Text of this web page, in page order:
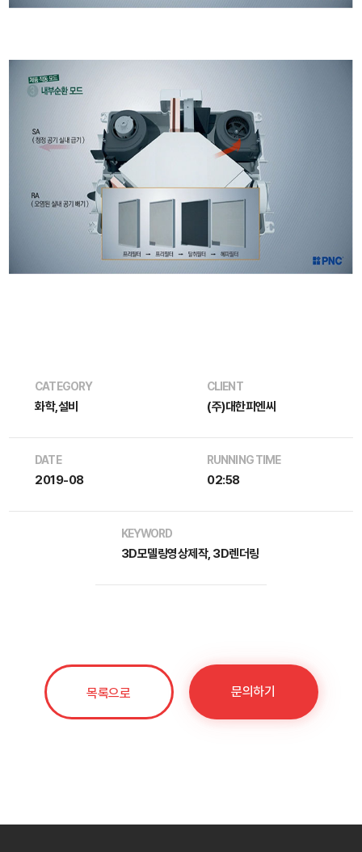
CATEGORY
화학,설비
CLIENT
(주)대한피엔씨
DATE
2019-08
RUNNING TIME
02:58
KEYWORD
3D모델링영상제작, 3D렌더링
목록으로 문의하기